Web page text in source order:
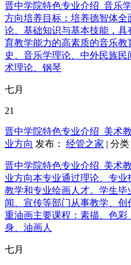
晋中学院特色专业介绍_音乐
方向培养目标：培养德智体
论、基础知识与基本技能，
育教学能力的高素质的音乐
史、音乐学理论、中外民族
术理论、钢琴
七月
21
晋中学院特色专业介绍_美术
业方向 发布： 经管之家 | 分类
晋中学院特色专业介绍_美术
业方向本专业通过理论、专
教学和专业绘画人才。学生
闻、宣传等部门从事教学、
重油画主要课程：素描、色
身、油画人
七月